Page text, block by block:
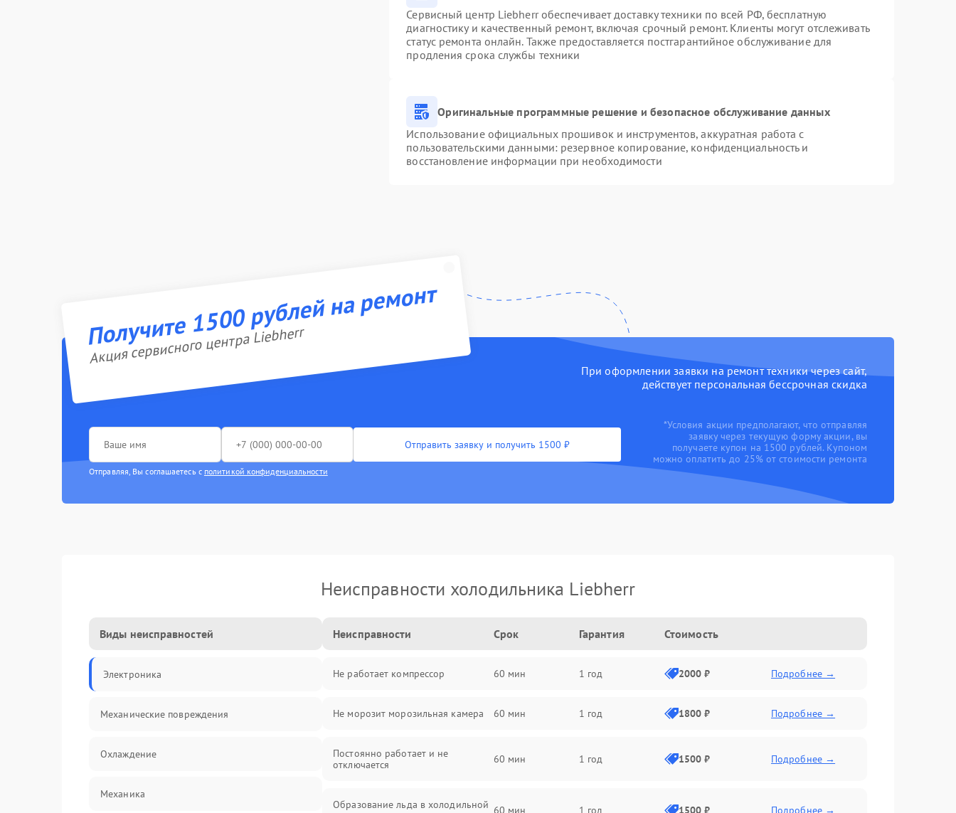
Сервисный центр Liebherr обеспечивает доставку техники по всей РФ, бесплатную
диагностику и качественный ремонт, включая срочный ремонт. Клиенты могут отслеживать
статус ремонта онлайн. Также предоставляется постгарантийное обслуживание для
продления срока службы техники
Оригинальные программные решение и безопасное обслуживание данных
Использование официальных прошивок и инструментов, аккуратная работа с
пользовательскими данными: резервное копирование, конфиденциальность и
восстановление информации при необходимости
Получите 1500 рублей на ремонт
Акция сервисного центра Liebherr
При оформлении заявки на ремонт техники через сайт,
действует персональная бессрочная скидка
Отправить заявку и получить 1500 ₽
Отправляя, Вы соглашаетесь с политикой конфиденциальности
*Условия акции предполагают, что отправляя
заявку через текущую форму акции, вы
получаете купон на 1500 рублей. Купоном
можно оплатить до 25% от стоимости ремонта
Неисправности холодильника Liebherr
Виды неисправностей
Электроника
Механические повреждения
Охлаждение
Механика
Неисправности Срок Гарантия Стоимость
Не работает компрессор 60 мин 1 год 2000 ₽ Подробнее →
Не морозит морозильная камера 60 мин 1 год 1800 ₽ Подробнее →
Постоянно работает и не
отключается
60 мин 1 год 1500 ₽ Подробнее →
Образование льда в холодильной 60 мин 1 год 1500 ₽ Подробнее →